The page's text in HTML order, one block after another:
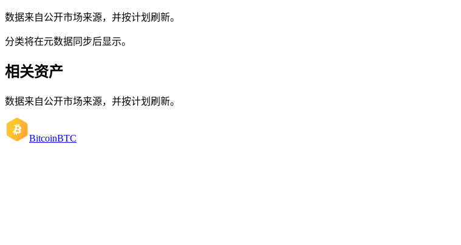
数据来自公开市场来源，并按计划刷新。
分类将在元数据同步后显示。
相关资产
数据来自公开市场来源，并按计划刷新。
BitcoinBTC